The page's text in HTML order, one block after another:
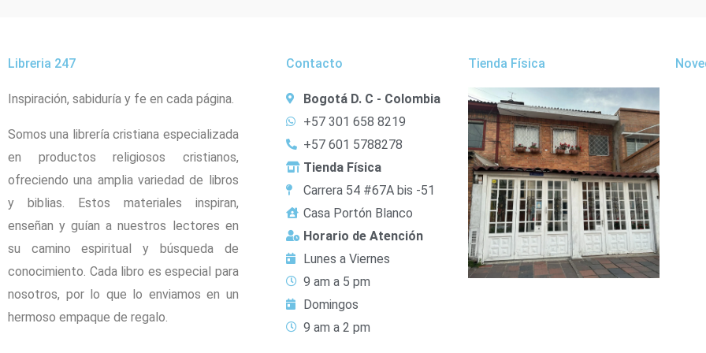
Libreria 247
Inspiración, sabiduría y fe en cada página.
Somos una librería cristiana especializada
en productos religiosos cristianos,
ofreciendo una amplia variedad de libros
y biblias. Estos materiales inspiran,
enseñan y guían a nuestros lectores en
su camino espiritual y búsqueda de
conocimiento. Cada libro es especial para
nosotros, por lo que lo enviamos en un
hermoso empaque de regalo.
Contacto
Bogotá D. C - Colombia
+57 301 658 8219
+57 601 5788278
Tienda Física
Carrera 54 #67A bis -51
Casa Portón Blanco
Horario de Atención
Lunes a Viernes
9 am a 5 pm
Domingos
9 am a 2 pm
Tienda Física